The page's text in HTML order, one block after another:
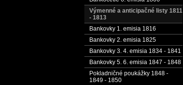
Výmenné a anticipačné listy 1811
- 1813
Bankovky 1. emisia 1816
Bankovky 2. emisia 1825
Bankovky 3. 4. emisia 1834 - 1841
Bankovky 5. 6. emisia 1847 - 1848
Pokladničné poukážky 1848 -
1849 - 1850